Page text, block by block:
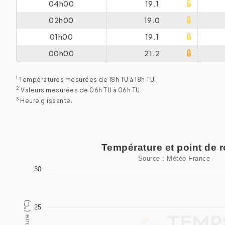
04h00
19.1
02h00
19.0
01h00
19.1
00h00
21.2
1 Températures mesurées de 18h TU à 18h TU.
2 Valeurs mesurées de 06h TU à 06h TU.
3 Heure glissante.
Température et point de rosée
Line chart with 2 lines.
View as data table, Température et point de rosée
The chart has 1 X axis displaying categories.
Température et point de
Source : Météo France
25
30